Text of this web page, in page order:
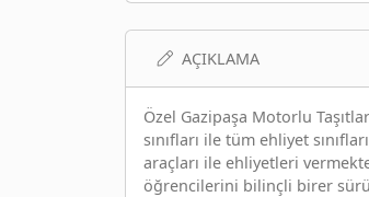
AÇIKLAMA
Özel Gazipaşa Motorlu
sınıfları ile tüm ehliyet
araçları ile ehliyetleri
öğrencilerini bilinçli birer